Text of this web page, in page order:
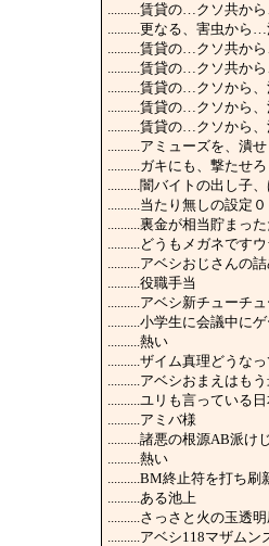
..........賃貸の…クソ共か
..........更なる、害虫から
..........賃貸の…クソ共か
..........賃貸の…クソ共か
..........賃貸の…クソから
..........賃貸の…クソから
..........賃貸の…クソから
..........アミューズを、潰せ
..........ガキにも、撃たせろ
..........闇バイトの出し
..........当たり無しの設定
..........裏金が相当貯まっ
..........どうもメガネです
..........アベシおじさんの
..........役職手当
..........アベシ新チューチ
..........小学生に会議中に
..........熱い
..........ザイム真理どうな
..........アベシおまえはも
..........ユリも言っている
..........アミバ様
..........諸悪の根源AB派け
..........熱い
..........BM終止符を打ち
..........ある池上
..........さっさと火の玉透
..........アベシ118マザム